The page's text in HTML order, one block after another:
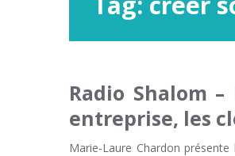
Radio Shalom
entreprise, les
Marie-Laure Chardon